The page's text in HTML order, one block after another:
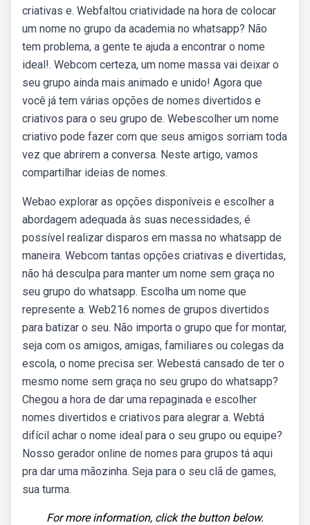
criativas e. Webfaltou criatividade na hora de colocar
um nome no grupo da academia no whatsapp? Não
tem problema, a gente te ajuda a encontrar o nome
ideal!. Webcom certeza, um nome massa vai deixar o
seu grupo ainda mais animado e unido! Agora que
você já tem várias opções de nomes divertidos e
criativos para o seu grupo de. Webescolher um nome
criativo pode fazer com que seus amigos sorriam toda
vez que abrirem a conversa. Neste artigo, vamos
compartilhar ideias de nomes.
Webao explorar as opções disponíveis e escolher a
abordagem adequada às suas necessidades, é
possível realizar disparos em massa no whatsapp de
maneira. Webcom tantas opções criativas e divertidas,
não há desculpa para manter um nome sem graça no
seu grupo do whatsapp. Escolha um nome que
represente a. Web216 nomes de grupos divertidos
para batizar o seu. Não importa o grupo que for montar,
seja com os amigos, amigas, familiares ou colegas da
escola, o nome precisa ser. Webestá cansado de ter o
mesmo nome sem graça no seu grupo do whatsapp?
Chegou a hora de dar uma repaginada e escolher
nomes divertidos e criativos para alegrar a. Webtá
difícil achar o nome ideal para o seu grupo ou equipe?
Nosso gerador online de nomes para grupos tá aqui
pra dar uma mãozinha. Seja para o seu clã de games,
sua turma.
For more information, click the button below.